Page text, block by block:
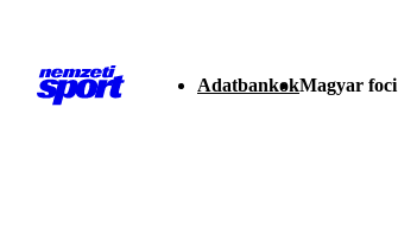
AdatbankokMagyar foci